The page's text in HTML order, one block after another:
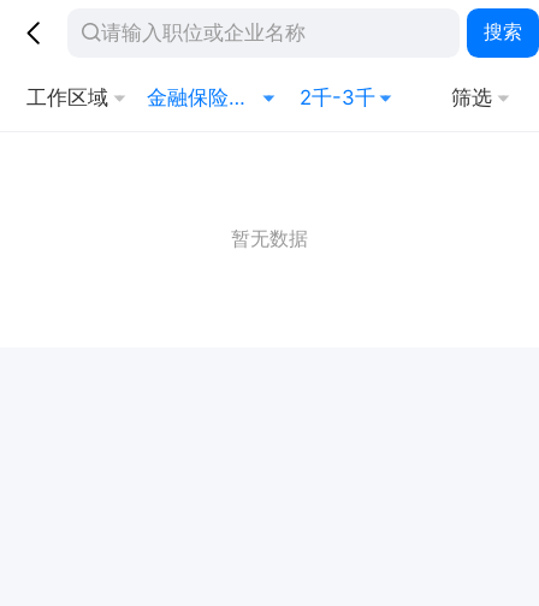
搜索
工作区域 金融保险其他相关职位 2千-3千 筛选
暂无数据